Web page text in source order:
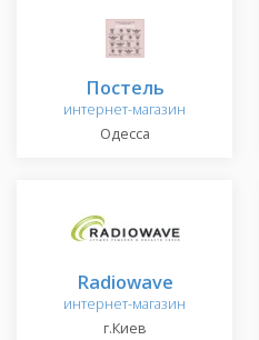
Постель
интернет-магазин
Одесса
Radiowave
интернет-магазин
г.Киев